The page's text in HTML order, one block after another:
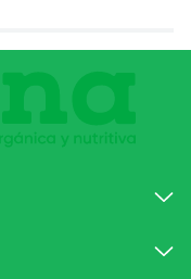
estrellas